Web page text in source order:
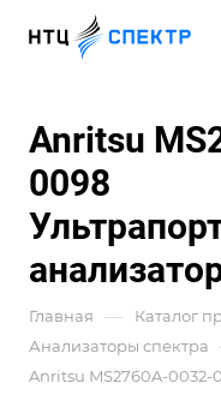
Anritsu
0098
Главная — Каталог
Анализаторы спектра
Anritsu MS2760A-0032-